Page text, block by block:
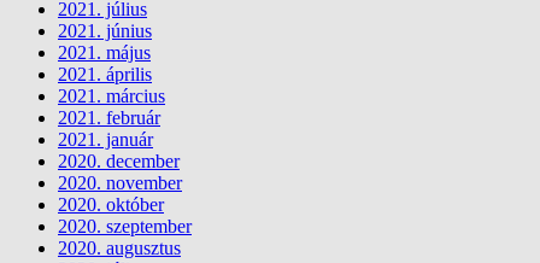
2021. július
2021. június
2021. május
2021. április
2021. március
2021. február
2021. január
2020. december
2020. november
2020. október
2020. szeptember
2020. augusztus